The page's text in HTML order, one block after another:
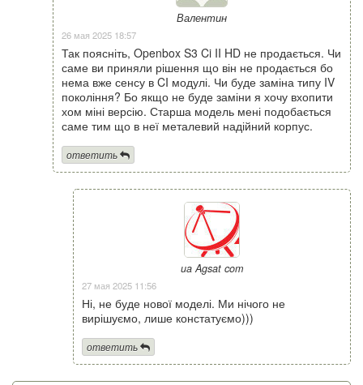
Валентин
26 мая 2025 18:57
Так поясніть, Openbox S3 Ci II HD не продається. Чи
саме ви приняли рішення що він не продається бо
нема вже сенсу в CI модулі. Чи буде заміна типу IV
покоління? Бо якщо не буде заміни я хочу вхопити
хом міні версію. Старша модель мені подобається
саме тим що в неї металевий надійний корпус.
ответить
ua Agsat com
27 мая 2025 11:56
Ні, не буде нової моделі. Ми нічого не
вирішуємо, лише констатуємо)))
ответить